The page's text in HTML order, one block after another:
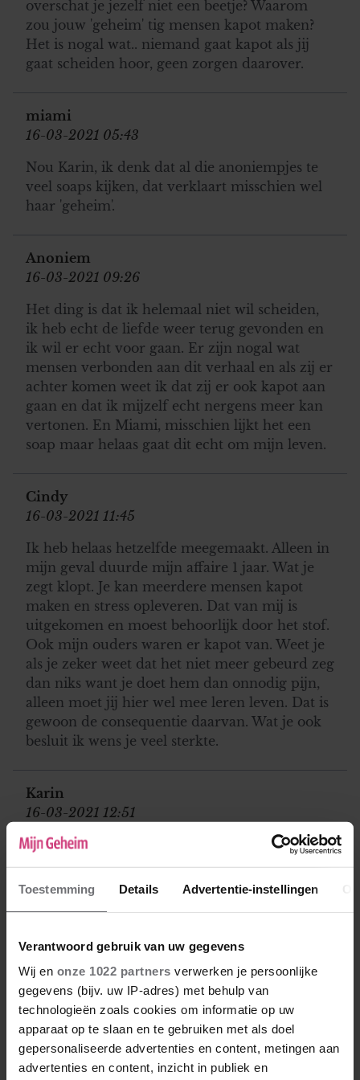
Toestemming Details Advertentie-instellingen
Verantwoord gebruik van uw gegevens
Wij en onze 1022 partners verwerken je persoonlijke
gegevens (bijv. uw IP-adres) met behulp van
technologieën zoals cookies om informatie op uw
apparaat op te slaan en te gebruiken met als doel
gepersonaliseerde advertenties en content, metingen aan
advertenties en content, inzicht in publiek en
overschat je jezelf niet een beetje? Waarom
zou jouw 'geheim' tig mensen kapot maken?
Het is nogal wat.. niemand gaat kapot als jij
gaat scheiden hoor, geen zorgen daarover.
miami
16-03-2021 05:43
Nou Karin, ik denk dat al die anoniempjes te
veel soaps kijken, dat verklaart misschien wel
haar 'geheim'.
Anoniem
16-03-2021 09:26
Het ding is dat ik helemaal niet wil scheiden,
ik heb echt de liefde weer terug gevonden en
ik wil er echt voor gaan. Er zijn nogal wat
mensen verbonden aan dit verhaal en als zij er
achter komen weet ik dat zij er ook kapot aan
gaan en dat ik mijzelf echt nergens meer kan
vertonen. En Miami, misschien lijkt het een
soap maar helaas gaat dit echt om mijn leven.
Cindy
16-03-2021 11:45
Ik heb helaas hetzelfde meegemaakt. Alleen in
mijn geval duurde mijn affaire 1 jaar. Wat je
zegt klopt. Je kan meerdere mensen kapot
maken en stress opleveren. Dat van mij is
uitgekomen en moest behoorlijk door het stof.
Ook mijn ouders waren er kapot van. Weet je
als je zeker weet dat het niet meer gebeurd zeg
dan niks want je doet hem dan onnodig pijn,
alleen moet jij hier wel mee leren leven. Dat is
gewoon de consequentie daarvan. Wat je ook
besluit ik wens je veel sterkte.
Karin
16-03-2021 12:51
Miami, je hebt gelijk! Ze gaat mee met het
scheiden dat ik opper, ze praat zelf over een
vriend. En Cindy ook weer terug. Pffff.. dat
denkt dat volwassen mensen werkelijk denken
schrijven zijn.. NEXT!
anoniem
16-03-2021 13:02